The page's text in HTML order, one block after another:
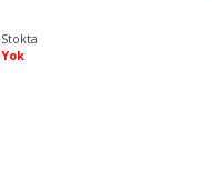
Stokta
Yok